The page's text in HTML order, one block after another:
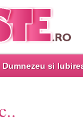
Dumnezeu si